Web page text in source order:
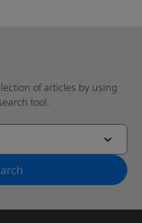
of articles by using
tool.